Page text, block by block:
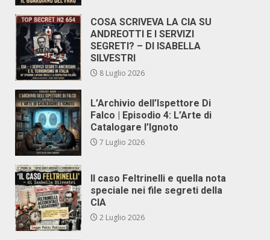
COSA SCRIVEVA LA CIA SU
ANDREOTTI E I SERVIZI
SEGRETI? – DI ISABELLA
SILVESTRI
8 Luglio 2026
L’Archivio dell’Ispettore Di
Falco | Episodio 4: L’Arte di
Catalogare l’Ignoto
7 Luglio 2026
Il caso Feltrinelli e quella nota
speciale nei file segreti della
CIA
2 Luglio 2026